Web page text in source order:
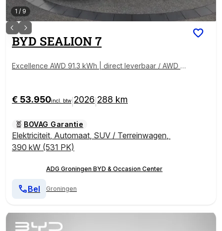
1 / 9
BYD SEALION 7
Excellence AWD 91.3 kWh | direct leverbaar / AWD |
€ 53.950incl. btw 2026 288 km
BOVAG Garantie
Elektriciteit, Automaat, SUV / Terreinwagen,
390 kW (531 PK)
ADG Groningen BYD & Occasion Center
Groningen
Bel